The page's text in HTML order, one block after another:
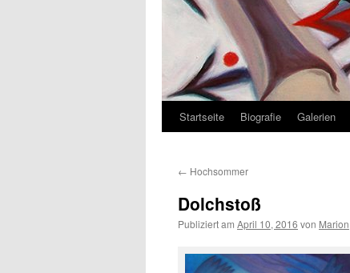
Zum
springen
Startseite Biografie Galerien
← Hochsommer
Dolchstoß
Publiziert am April 10, 2016 von Marion